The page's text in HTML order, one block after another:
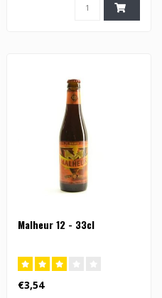
Malheur 12 - 33cl
€3,54